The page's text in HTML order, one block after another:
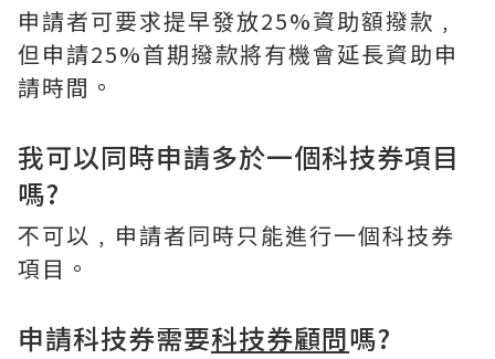
申請者可要求提早發放25%資助額撥款﹐
但申請25%首期撥款將有機會延長資助申
請時間。
我可以同時申請多於一個科技券項目
嗎?
不可以﹐申請者同時只能進行一個科技券
項目。
申請科技券需要科技券顧問嗎?